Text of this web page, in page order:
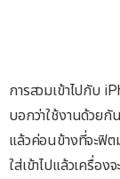
การสวมเข้าไปกับ
บอกว่าใช้งานด้วยกั
แล้วค่อนข้างที่จะฟิ
ใส่เข้าไปแล้วเครื่อง